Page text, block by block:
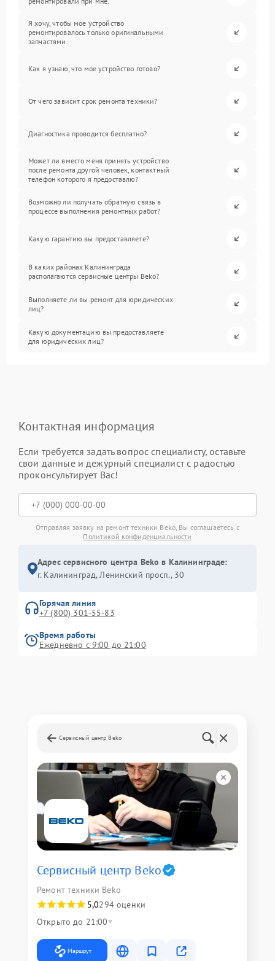
Я хочу, чтобы мое устройство
ремонтировалось только оригинальными
запчастями.
Как я узнаю, что мое устройство готово?
От чего зависит срок ремонта техники?
Диагностика проводится бесплатно?
Может ли вместо меня принять устройство
после ремонта другой человек, контактный
телефон которого я предоставлю?
Возможно ли получать обратную связь в
процессе выполнения ремонтных работ?
Какую гарантию вы предоставляете?
В каких районах Калининграда
располагаются сервисные центры Beko?
Выполняете ли вы ремонт для юридических
лиц?
Какую документацию вы предоставляете
для юридических лиц?
Контактная информация
Если требуется задать вопрос специалисту, оставьте
свои данные и дежурный специалист с радостью
проконсультирует Вас!
Отправляя заявку на ремонт техники Beko, Вы соглашаетесь с
Политикой конфиденциальности
Адрес сервисного центра Beko в Калининграде:
г. Калининград, Ленинский просп., 30
Горячая линия
+7 (800) 301-55-83
Время работы
Ежедневно с 9:00 до 21:00
Сервисный центр Beko
Сервисный центр Beko
Ремонт техники Beko
5,0294 оценки
Открыто до 21:00
Маршрут